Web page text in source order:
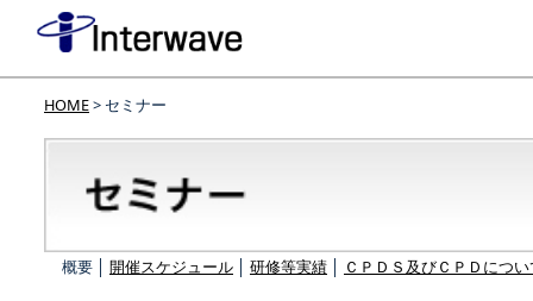
HOME> セミナー
概要 │ 開催スケジュール 研修等実績 ＣＰＤＳ及びＣＰＤにつ